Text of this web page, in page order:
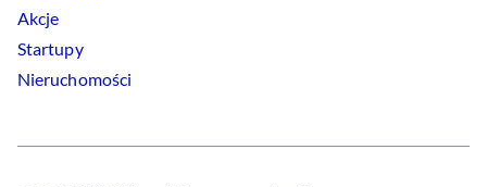
Akcje
Startupy
Nieruchomości